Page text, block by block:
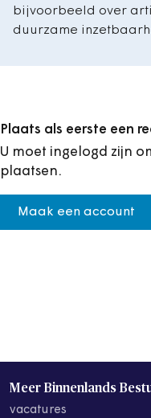
bijvoorbeeld over
duurzame
Plaats als eerste een
U moet ingelogd zijn
plaatsen.
Maak een account
Meer Binnenlands
vacatures